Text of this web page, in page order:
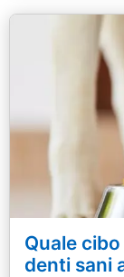
Quale
denti sani